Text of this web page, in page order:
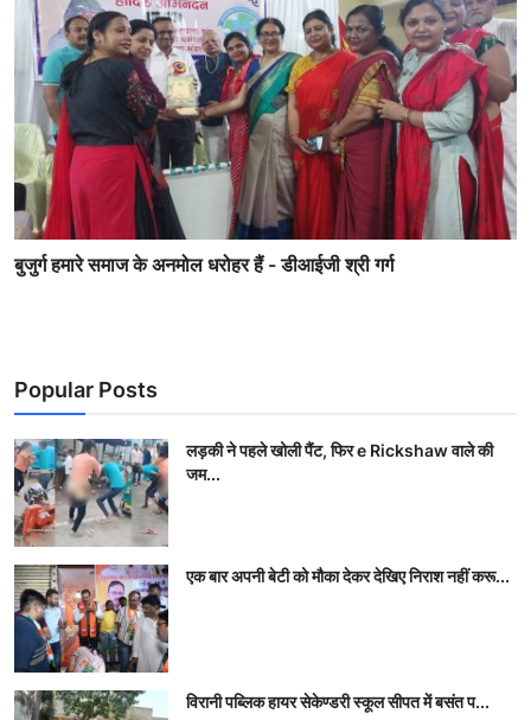
बुजुर्ग हमारे समाज के अनमोल धरोहर हैं - डीआईजी श्री गर्ग
Popular Posts
लड़की ने पहले खोली पैंट, फिर e Rickshaw वाले की
जम...
एक बार अपनी बेटी को मौका देकर देखिए निराश नहीं करू...
विरानी पब्लिक हायर सेकेण्डरी स्कूल सीपत में बसंत प...